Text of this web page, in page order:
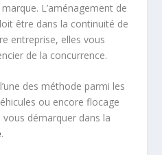
L’aménagement de
être dans la continuité de
entreprise, elles vous
de la concurrence.
des méthode parmi les
ou encore flocage
démarquer dans la
.